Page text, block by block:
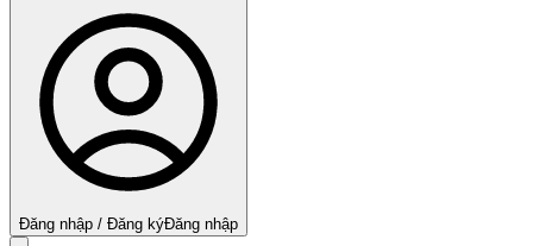
Đăng nhập / Đăng kýĐăng nhập